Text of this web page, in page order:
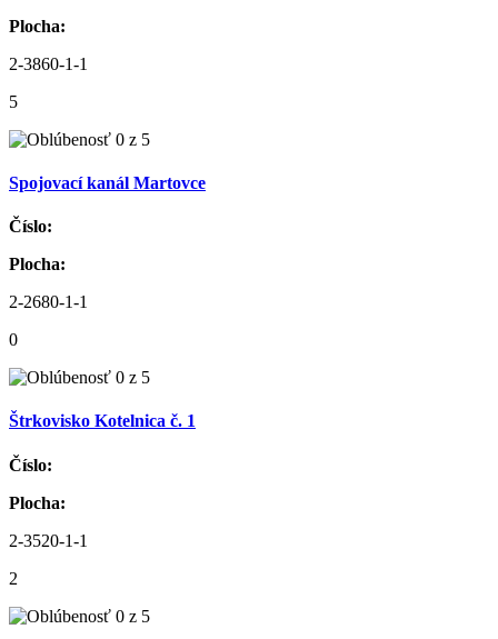
Plocha:
2-3860-1-1
5
Spojovací kanál Martovce
Číslo:
Plocha:
2-2680-1-1
0
Štrkovisko Kotelnica č. 1
Číslo:
Plocha:
2-3520-1-1
2